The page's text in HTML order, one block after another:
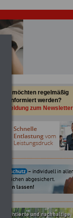
Sie möchten regelmäßig
informiert werden?
Anmeldung zum Newsletter